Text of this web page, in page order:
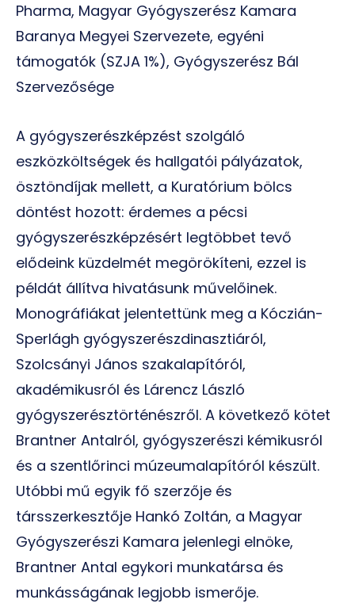
Pharma, Magyar Gyógyszerész Kamara
Baranya Megyei Szervezete, egyéni
támogatók (SZJA 1%), Gyógyszerész Bál
Szervezősége
A gyógyszerészképzést szolgáló
eszközköltségek és hallgatói pályázatok,
ösztöndíjak mellett, a Kuratórium bölcs
döntést hozott: érdemes a pécsi
gyógyszerészképzésért legtöbbet tevő
elődeink küzdelmét megörökíteni, ezzel is
példát állítva hivatásunk művelőinek.
Monográfiákat jelentettünk meg a Kóczián-
Sperlágh gyógyszerészdinasztiáról,
Szolcsányi János szakalapítóról,
akadémikusról és Lárencz László
gyógyszerésztörténészről. A következő kötet
Brantner Antalról, gyógyszerészi kémikusról
és a szentlőrinci múzeumalapítóról készült.
Utóbbi mű egyik fő szerzője és
társszerkesztője Hankó Zoltán, a Magyar
Gyógyszerészi Kamara jelenlegi elnöke,
Brantner Antal egykori munkatársa és
munkásságának legjobb ismerője.